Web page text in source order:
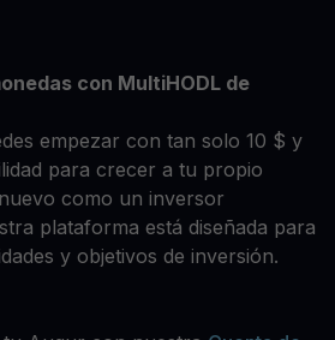
con MultiHODL de
empezar con tan solo 10 $ y
para crecer a tu propio
como un inversor
plataforma está diseñada para
y objetivos de inversión.